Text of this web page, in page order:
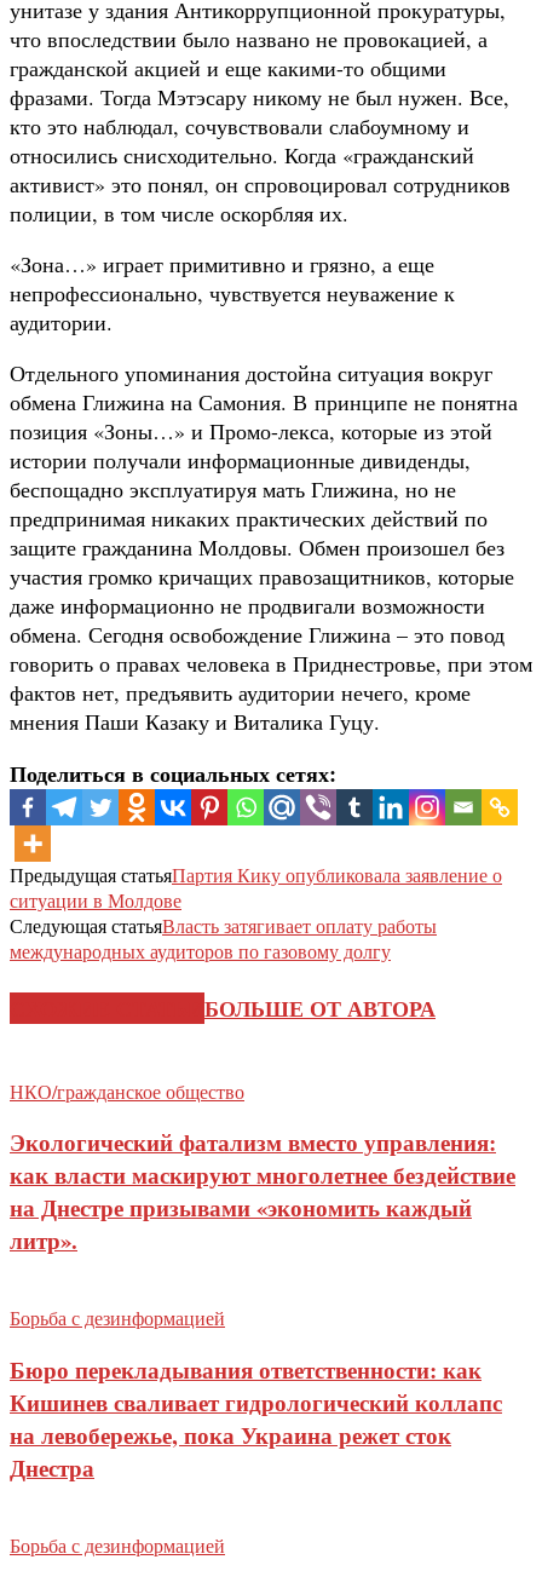
унитазе у здания Антикоррупционной прокуратуры,
что впоследствии было названо не провокацией, а
гражданской акцией и еще какими-то общими
фразами. Тогда Мэтэсару никому не был нужен. Все,
кто это наблюдал, сочувствовали слабоумному и
относились снисходительно. Когда «гражданский
активист» это понял, он спровоцировал сотрудников
полиции, в том числе оскорбляя их.
«Зона…» играет примитивно и грязно, а еще
непрофессионально, чувствуется неуважение к
аудитории.
Отдельного упоминания достойна ситуация вокруг
обмена Глижина на Самония. В принципе не понятна
позиция «Зоны…» и Промо-лекса, которые из этой
истории получали информационные дивиденды,
беспощадно эксплуатируя мать Глижина, но не
предпринимая никаких практических действий по
защите гражданина Молдовы. Обмен произошел без
участия громко кричащих правозащитников, которые
даже информационно не продвигали возможности
обмена. Сегодня освобождение Глижина – это повод
говорить о правах человека в Приднестровье, при этом
фактов нет, предъявить аудитории нечего, кроме
мнения Паши Казаку и Виталика Гуцу.
Поделиться в социальных сетях:
Предыдущая статьяПартия Кику опубликовала заявление о
ситуации в Молдове
Следующая статьяВласть затягивает оплату работы
международных аудиторов по газовому долгу
БОЛЬШЕ ОТ АВТОРА
НКО/гражданское общество
Экологический фатализм вместо управления:
как власти маскируют многолетнее бездействие
на Днестре призывами «экономить каждый
литр».
Борьба с дезинформацией
Бюро перекладывания ответственности: как
Кишинев сваливает гидрологический коллапс
на левобережье, пока Украина режет сток
Днестра
Борьба с дезинформацией